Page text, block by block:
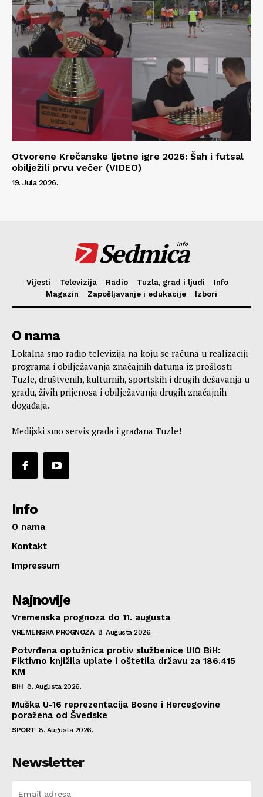
Otvorene Krečanske ljetne igre 2026: Šah i futsal
obilježili prvu večer (VIDEO)
19. Jula 2026.
Sedmica
info
Vijesti Televizija Radio Tuzla, grad i ljudi
Info
Magazin
Zapošljavanje i edukacije Izbori
O nama
Lokalna smo radio televizija na koju se računa u realizaciji
programa i obilježavanja značajnih datuma iz prošlosti
Tuzle, društvenih, kulturnih, sportskih i drugih dešavanja u
gradu, živih prijenosa i obilježavanja drugih značajnih
događaja.
Medijski smo servis grada i građana Tuzle!
Info
O nama
Kontakt
Impressum
Najnovije
Vremenska prognoza do 11. augusta
VREMENSKA PROGNOZA 8. Augusta 2026.
Potvrđena optužnica protiv službenice UIO BiH:
Fiktivno knjižila uplate i oštetila državu za 186.415
KM
BIH 8. Augusta 2026.
Muška U-16 reprezentacija Bosne i Hercegovine
poražena od Švedske
SPORT 8. Augusta 2026.
Newsletter